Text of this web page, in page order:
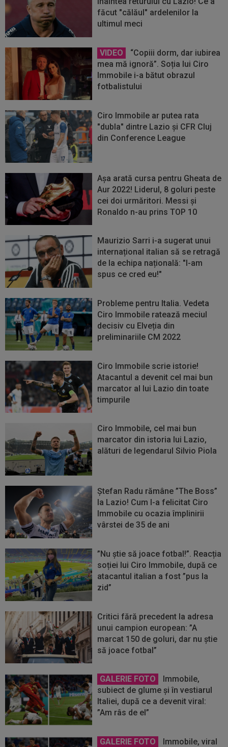
făcut "călăul" ardelenilor la
ultimul meci
VIDEO
“Copiii dorm, dar iubirea
mea mă ignoră”. Soția lui Ciro
Immobile i-a bătut obrazul
fotbalistului
Ciro Immobile ar putea rata
"dubla" dintre Lazio și CFR Cluj
din Conference League
Așa arată cursa pentru Gheata de
Aur 2022! Liderul, 8 goluri peste
cei doi urmăritori. Messi și
Ronaldo n-au prins TOP 10
Maurizio Sarri i-a sugerat unui
internațional italian să se retragă
de la echipa națională: "I-am
spus ce cred eu!"
Probleme pentru Italia. Vedeta
Ciro Immobile ratează meciul
decisiv cu Elveția din
preliminariile CM 2022
Ciro Immobile scrie istorie!
Atacantul a devenit cel mai bun
marcator al lui Lazio din toate
timpurile
Ciro Immobile, cel mai bun
marcator din istoria lui Lazio,
alături de legendarul Silvio Piola
Ștefan Radu rămâne ”The Boss”
la Lazio! Cum l-a felicitat Ciro
Immobile cu ocazia împlinirii
vârstei de 35 de ani
”Nu știe să joace fotbal!”. Reacția
soției lui Ciro Immobile, după ce
atacantul italian a fost ”pus la
zid”
Critici fără precedent la adresa
unui campion european: ”A
marcat 150 de goluri, dar nu știe
să joace fotbal”
GALERIE FOTO
Immobile,
subiect de glume și în vestiarul
Italiei, după ce a devenit viral:
”Am râs de el”
GALERIE FOTO
Immobile, viral